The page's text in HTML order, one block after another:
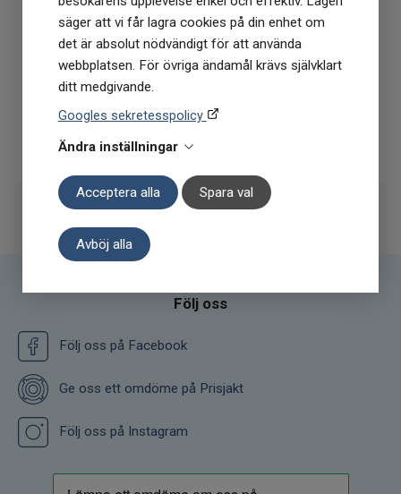
säger att vi får lagra cookies på din enhet om
det är absolut nödvändigt för att använda
webbplatsen. För övriga ändamål krävs självklart
ditt medgivande.
Googles sekretesspolicy
Ändra inställningar
Acceptera alla Spara val
Avböj alla
köptillfälle på ordinarie priser)
Följ oss
Följ oss på Facebook
Ge oss ett omdöme på Prisjakt
Följ oss på Instagram